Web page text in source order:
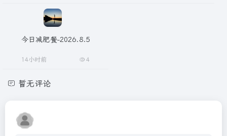
今日减肥餐-2026.8.5
14小时前 4
暂无评论